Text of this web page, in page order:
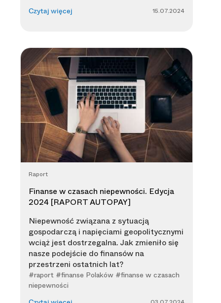
Czytaj więcej 15.07.2024
Raport
Finanse w czasach niepewności. Edycja
2024 [RAPORT AUTOPAY]
Niepewność związana z sytuacją
gospodarczą i napięciami geopolitycznymi
wciąż jest dostrzegalna. Jak zmieniło się
nasze podejście do finansów na
przestrzeni ostatnich lat?
#raport #finanse Polaków #finanse w czasach
niepewności